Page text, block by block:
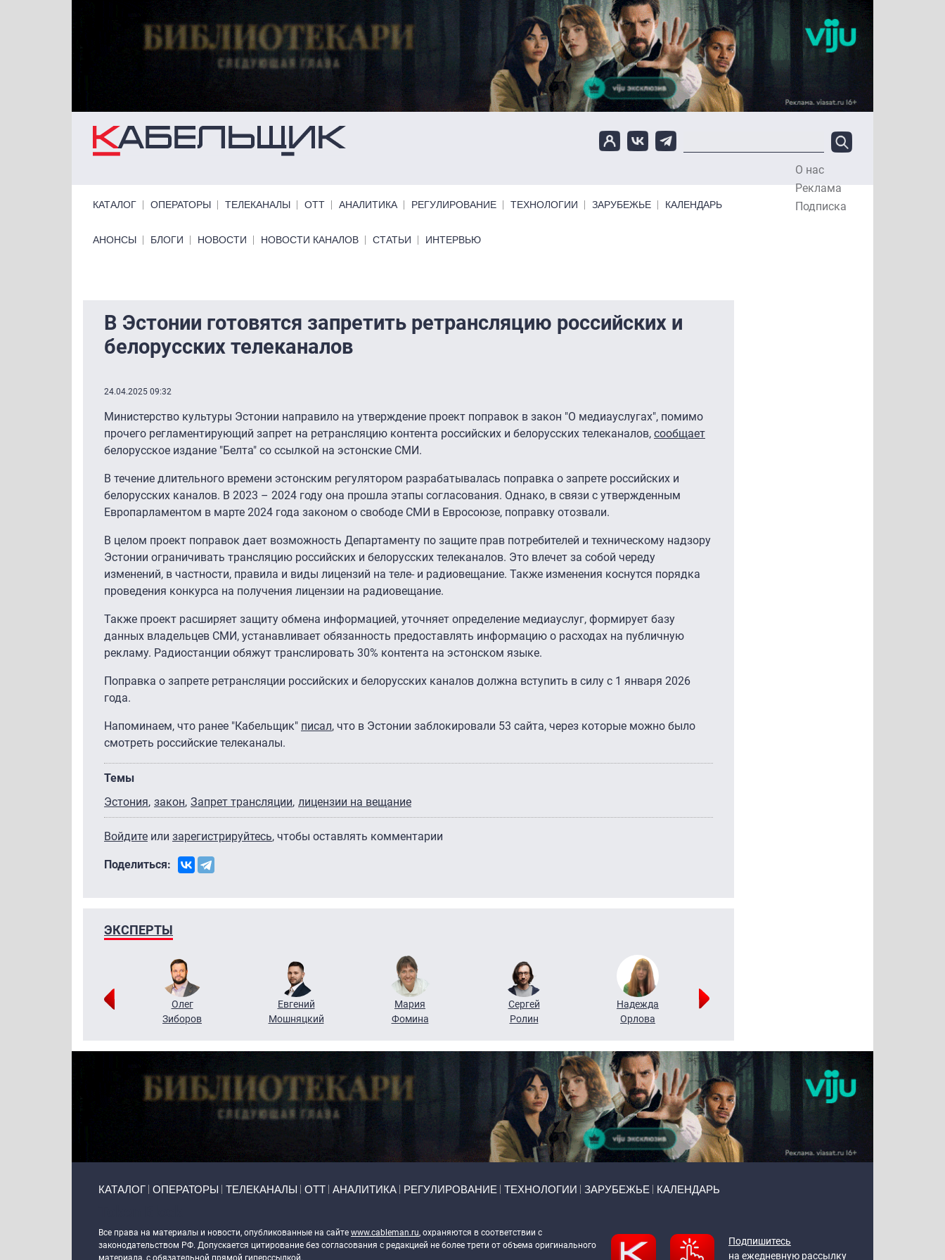
О нас
Реклама
Подписка
КАТАЛОГ ОПЕРАТОРЫ ТЕЛЕКАНАЛЫ ОТТ АНАЛИТИКА РЕГУЛИРОВАНИЕ ТЕХНОЛОГИИ ЗАРУБЕЖЬЕ КАЛЕНДАРЬ
Primary links bottom
АНОНСЫ БЛОГИ НОВОСТИ НОВОСТИ КАНАЛОВ СТАТЬИ ИНТЕРВЬЮ
В Эстонии готовятся запретить ретрансляцию российских и
белорусских телеканалов
24.04.2025 09:32
Министерство культуры Эстонии направило на утверждение проект поправок в закон "О медиауслугах", помимо
прочего регламентирующий запрет на ретрансляцию контента российских и белорусских телеканалов, сообщает
белорусское издание "Белта" со ссылкой на эстонские СМИ.
В течение длительного времени эстонским регулятором разрабатывалась поправка о запрете российских и
белорусских каналов. В 2023 – 2024 году она прошла этапы согласования. Однако, в связи с утвержденным
Европарламентом в марте 2024 года законом о свободе СМИ в Евросоюзе, поправку отозвали.
В целом проект поправок дает возможность Департаменту по защите прав потребителей и техническому надзору
Эстонии ограничивать трансляцию российских и белорусских телеканалов. Это влечет за собой череду
изменений, в частности, правила и виды лицензий на теле- и радиовещание. Также изменения коснутся порядка
проведения конкурса на получения лицензии на радиовещание.
Также проект расширяет защиту обмена информацией, уточняет определение медиауслуг, формирует базу
данных владельцев СМИ, устанавливает обязанность предоставлять информацию о расходах на публичную
рекламу. Радиостанции обяжут транслировать 30% контента на эстонском языке.
Поправка о запрете ретрансляции российских и белорусских каналов должна вступить в силу с 1 января 2026
года.
Напоминаем, что ранее "Кабельщик" писал, что в Эстонии заблокировали 53 сайта, через которые можно было
смотреть российские телеканалы.
Темы
Эстония закон Запрет трансляции лицензии на вещание
Войдите или зарегистрируйтесь, чтобы оставлять комментарии
Поделиться:
ЭКСПЕРТЫ
Олег
Зиборов
Евгений
Мошняцкий
Мария
Фомина
Сергей
Ролин
Надежда
Орлова
КАТАЛОГ ОПЕРАТОРЫ ТЕЛЕКАНАЛЫ ОТТ АНАЛИТИКА РЕГУЛИРОВАНИЕ ТЕХНОЛОГИИ ЗАРУБЕЖЬЕ КАЛЕНДАРЬ
Все права на материалы и новости, опубликованные на сайте www.cableman.ru, охраняются в соответствии с
законодательством РФ. Допускается цитирование без согласования с редакцией не более трети от объема оригинального
материала, с обязательной прямой гиперссылкой.
Подпишитесь
на ежедневную рассылку